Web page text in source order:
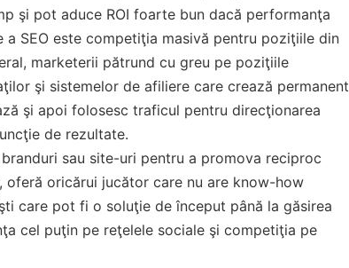
şi pot aduce ROI foarte bun dacă performanţa
SEO este competiţia masivă pentru poziţiile din
marketerii pătrund cu greu pe poziţiile
şi sistemelor de afiliere care crează permanent
şi apoi folosesc traficul pentru direcţionarea
de rezultate.
sau site-uri pentru a promova reciproc
oferă oricărui jucător care nu are know-how
care pot fi o soluţie de început până la găsirea
cel puţin pe reţelele sociale şi competiţia pe